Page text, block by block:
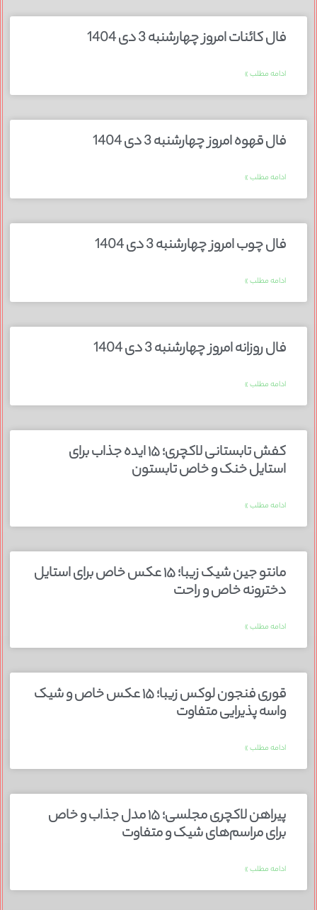
فال کائنات امروز چهارشنبه 3 دی 1404
ادامه مطلب »
فال قهوه امروز چهارشنبه 3 دی 1404
ادامه مطلب »
فال چوب امروز چهارشنبه 3 دی 1404
ادامه مطلب »
فال روزانه امروز چهارشنبه 3 دی 1404
ادامه مطلب »
کفش تابستانی لاکچری؛ ۱۵ ایده‌ جذاب برای
استایل خنک و خاص تابستون
ادامه مطلب »
مانتو جین شیک زیبا؛ ۱۵ عکس خاص برای استایل
دخترونه خاص و راحت
ادامه مطلب »
قوری فنجون لوکس زیبا؛ ۱۵ عکس خاص و شیک
واسه پذیرایی متفاوت
ادامه مطلب »
پیراهن لاکچری مجلسی؛ ۱۵ مدل جذاب و خاص
برای مراسم‌های شیک و متفاوت
ادامه مطلب »